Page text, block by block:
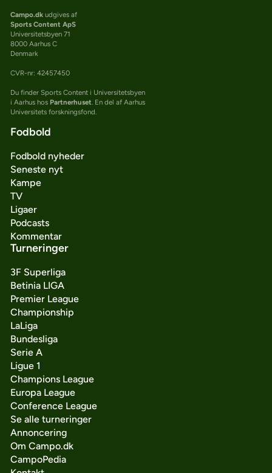
Campo.dkudgives af
Sports Content ApS
Universitetsbyen 71
8000 Aarhus C
Denmark
CVR-nr: 42457450
Du finder Sports Content i Universitetsbyen
i Aarhus hos Partnerhuset. En del af Aarhus
Universitets forskningsfond.
Fodbold
Fodbold nyheder
Seneste nyt
Kampe
TV
Ligaer
Podcasts
Kommentar
Turneringer
3F Superliga
Betinia LIGA
Premier League
Championship
LaLiga
Bundesliga
Serie A
Ligue 1
Champions League
Europa League
Conference League
Se alle turneringer
Annoncering
Om Campo.dk
CampoPedia